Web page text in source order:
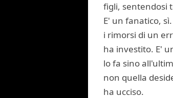
figli, sentendosi
E' un fanatico,
i rimorsi di un
ha investito. E'
lo fa sino
non quella
ha ucciso.